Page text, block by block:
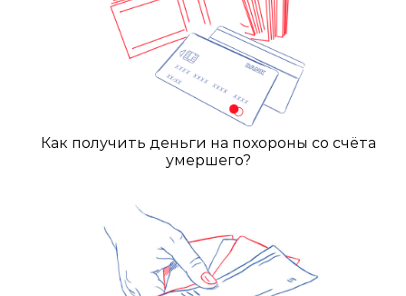
Как получить деньги на похороны со счёта
умершего?